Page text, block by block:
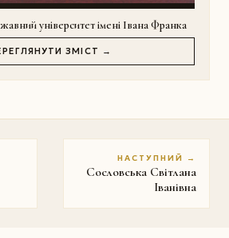
університет імені Івана Франка
ЗМІСТ →
НАСТУПНИЙ →
Сословська Світлана
Іванівна